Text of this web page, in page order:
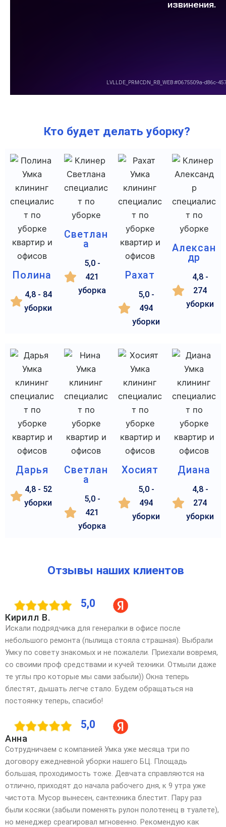
Кто будет делать уборку?
Полина
4,8 - 84
уборки
Светлан
а
5,0 -
421
уборка
Рахат
5,0 -
494
уборки
Алексан
др
4,8 -
274
уборки
Дарья
4,8 - 52
уборки
Светлан
а
5,0 -
421
уборка
Хосият
5,0 -
494
уборки
Диана
4,8 -
274
уборки
Отзывы наших клиентов
5,0
Кирилл В.
Искали подрядчика для генералки в офисе после
небольшого ремонта (пылища стояла страшная). Выбрали
Умку по совету знакомых и не пожалели. Приехали вовремя,
со своими проф средствами и кучей техники. Отмыли даже
те углы про которые мы сами забыли)) Окна теперь
блестят, дышать легче стало. Будем обращаться на
постоянку теперь, спасибо!
5,0
Анна
Сотрудничаем с компанией Умка уже месяца три по
договору ежедневной уборки нашего БЦ. Площадь
большая, проходимость тоже. Девчата справляются на
отлично, приходят до начала рабочего дня, к 9 утра уже
чистота. Мусор вынесен, сантехника блестит. Пару раз
были косяки (забыли поменять рулон полотенец в туалете),
но менеджер среагировал мгновенно. Рекомендую как